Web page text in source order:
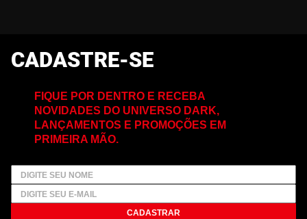
CADASTRE-SE
FIQUE POR DENTRO E RECEBA
NOVIDADES DO UNIVERSO DARK,
LANÇAMENTOS E PROMOÇÕES EM
PRIMEIRA MÃO.
CADASTRAR